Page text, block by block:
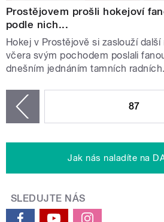
Prostějovem prošli hokejoví
podle nich...
Hokej v Prostějově si zaslouží další
včera svým pochodem poslali
dnešním jednáním tamních
87
Jak nás naladíte na
SLEDUJTE NÁS